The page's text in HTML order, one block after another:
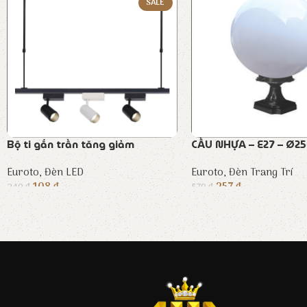
Bộ ti gắn trần tăng giảm
Euroto,Đèn LED
240 ₫ 108₫
CẦU NHỰA – E27 –
Euroto, Đèn Trang Trí
570 ₫ 257₫